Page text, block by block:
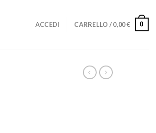
ACCEDI CARRELLO /0,00€ 0